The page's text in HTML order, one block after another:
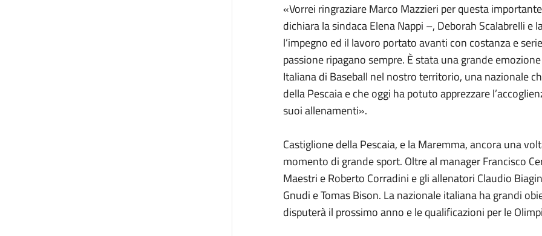
«Vorrei ringraziare Marco Mazzieri per questa
dichiara la sindaca Elena Nappi –, Deborah Scalabrelli e
l’impegno ed il lavoro portato avanti con costanza e
passione ripagano sempre. È stata una grande
Italiana di Baseball nel nostro territorio, una nazionale
della Pescaia e cheoggi ha potuto apprezzare
suoi allenamenti».
Castiglione della Pescaia, e la Maremma, ancora una
momento di grande sport. Oltre al manager Francisco
Maestri e Roberto Corradini e gli allenatori Claudio
Gnudi e Tomas Bison. La nazionale italiana ha grandi
disputerà il prossimo anno e le qualificazioni per le